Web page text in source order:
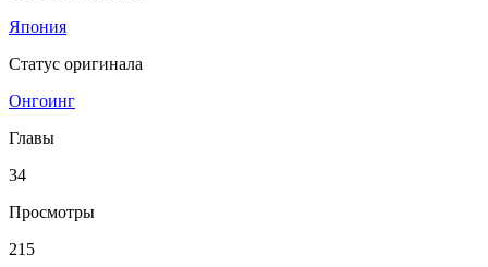
Япония
Статус оригинала
Онгоинг
Главы
34
Просмотры
215